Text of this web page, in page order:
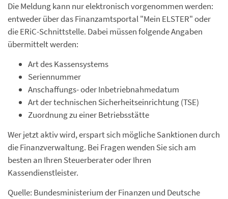
Die Meldung kann nur elektronisch vorgenommen werden:
entweder über das Finanzamtsportal "Mein ELSTER" oder
die ERiC-Schnittstelle. Dabei müssen folgende Angaben
übermittelt werden:
Art des Kassensystems
Seriennummer
Anschaffungs- oder Inbetriebnahmedatum
Art der technischen Sicherheitseinrichtung (TSE)
Zuordnung zu einer Betriebsstätte
Wer jetzt aktiv wird, erspart sich mögliche Sanktionen durch
die Finanzverwaltung. Bei Fragen wenden Sie sich am
besten an Ihren Steuerberater oder Ihren
Kassendienstleister.
Quelle: Bundesministerium der Finanzen und Deutsche